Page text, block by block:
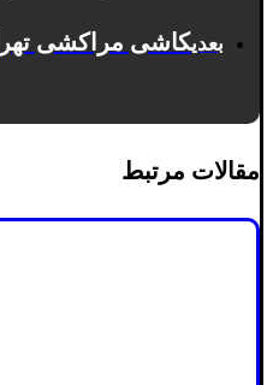
بعدیکاشی مراکشی
مقالات مرتبط